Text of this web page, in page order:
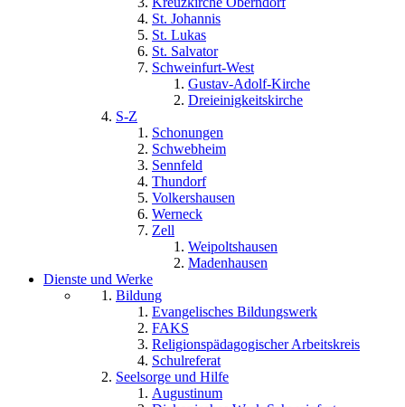
St. Johannis
St. Lukas
St. Salvator
Schweinfurt-West
Gustav-Adolf-Kirche
Dreieinigkeitskirche
S-Z
Schonungen
Schwebheim
Sennfeld
Thundorf
Volkershausen
Werneck
Zell
Weipoltshausen
Madenhausen
Dienste und Werke
Bildung
Evangelisches Bildungswerk
FAKS
Religionspädagogischer Arbeitskreis
Schulreferat
Seelsorge und Hilfe
Augustinum